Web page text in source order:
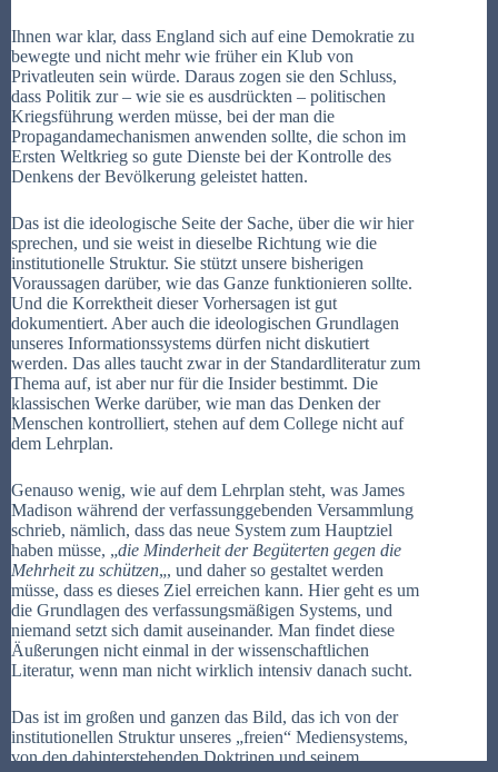
Ihnen war klar, dass England sich auf eine Demokratie zu
bewegte und nicht mehr wie früher ein Klub von
Privatleuten sein würde. Daraus zogen sie den Schluss,
dass Politik zur – wie sie es ausdrückten – politischen
Kriegsführung werden müsse, bei der man die
Propagandamechanismen anwenden sollte, die schon im
Ersten Weltkrieg so gute Dienste bei der Kontrolle des
Denkens der Bevölkerung geleistet hatten.
Das ist die ideologische Seite der Sache, über die wir hier
sprechen, und sie weist in dieselbe Richtung wie die
institutionelle Struktur. Sie stützt unsere bisherigen
Voraussagen darüber, wie das Ganze funktionieren sollte.
Und die Korrektheit dieser Vorhersagen ist gut
dokumentiert. Aber auch die ideologischen Grundlagen
unseres Informationssystems dürfen nicht diskutiert
werden. Das alles taucht zwar in der Standardliteratur zum
Thema auf, ist aber nur für die Insider bestimmt. Die
klassischen Werke darüber, wie man das Denken der
Menschen kontrolliert, stehen auf dem College nicht auf
dem Lehrplan.
Genauso wenig, wie auf dem Lehrplan steht, was James
Madison während der verfassunggebenden Versammlung
schrieb, nämlich, dass das neue System zum Hauptziel
haben müsse, „die Minderheit der Begüterten gegen die
Mehrheit zu schützen„, und daher so gestaltet werden
müsse, dass es dieses Ziel erreichen kann. Hier geht es um
die Grundlagen des verfassungsmäßigen Systems, und
niemand setzt sich damit auseinander. Man findet diese
Äußerungen nicht einmal in der wissenschaftlichen
Literatur, wenn man nicht wirklich intensiv danach sucht.
Das ist im großen und ganzen das Bild, das ich von der
institutionellen Struktur unseres „freien“ Mediensystems,
von den dahinterstehenden Doktrinen und seinem